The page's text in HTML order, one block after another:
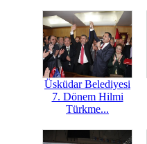
Üsküdar Belediyesi
7. Dönem Hilmi
Türkme...